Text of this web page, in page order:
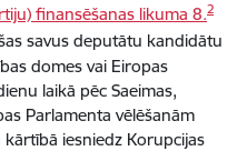
finansēšanas likuma 8.2
savus deputātu kandidātu
domes vai Eiropas
laikā pēc Saeimas,
Parlamenta vēlēšanām
iesniedz Korupcijas